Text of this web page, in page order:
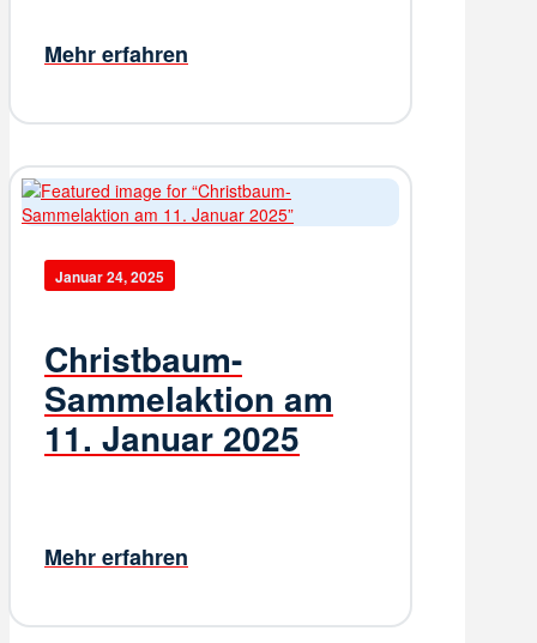
Mehr erfahren
Januar 24, 2025
Christbaum-
Sammelaktion am
11. Januar 2025
Mehr erfahren